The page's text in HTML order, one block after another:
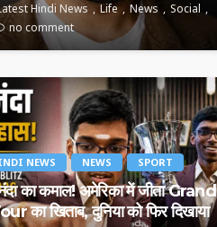
Hindi News Life News
Social
no comment
NEWS NEWS SPORT
का कमाल! अमेरिका में जीता Grand
का खिताब, दुनिया को फिर दिखाया